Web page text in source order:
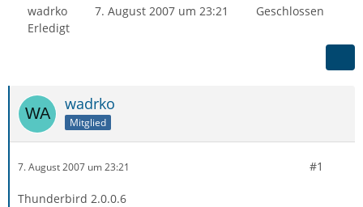
wadrko 7. August 2007 um 23:21
Geschlossen
Erledigt
wadrko
Mitglied
7. August 2007 um 23:21 #1
Thunderbird 2.0.0.6